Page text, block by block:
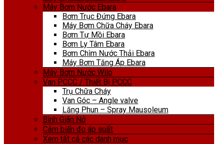
Máy Bơm Nước Ebara
Bơm Trục Đứng Ebara
Máy Bơm Chữa Cháy Ebara
Bơm Tự Mồi Ebara
Bơm Ly Tâm Ebara
Bơm Chìm Nước Thải Ebara
Máy Bơm Tăng Áp Ebara
Máy Bơm Nước Wilo
Van PCCC / Thiết Bị PCCC
Trụ Chữa Cháy
Van Góc – Angle valve
Lăng Phun – Spray Mausoleum
Bình Giãn Nở
Cảm biến đo áp suất
Xem tất cả các danh mục